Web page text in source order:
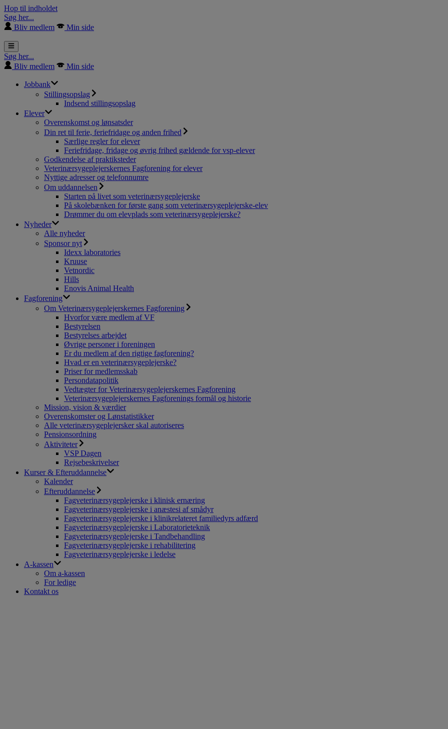
Hop til indholdet
Søg her...
Bliv medlem
Min side
Søg her...
Bliv medlem
Min side
Jobbank
Stillingsopslag
Indsend stillingsopslag
Elever
Overenskomst og lønsatsder
Din ret til ferie, feriefridage og anden frihed
Særlige regler for elever
Feriefridage, fridage og øvrig frihed gældende for vsp-elever
Godkendelse af praktiksteder
Veterinærsygeplejerskernes Fagforening for elever
Nyttige adresser og telefonnumre
Om uddannelsen
Starten på livet som veterinærsygeplejerske
På skolebænken for første gang som veterinærsygeplejerske-elev
Drømmer du om elevplads som veterinærsygeplejerske?
Nyheder
Alle nyheder
Sponsor nyt
Idexx laboratories
Kruuse
Vetnordic
Hills
Enovis Animal Health
Fagforening
Om Veterinærsygeplejerskernes Fagforening
Hvorfor være medlem af VF
Bestyrelsen
Bestyrelses arbejdet
Øvrige personer i foreningen
Er du medlem af den rigtige fagforening?
Hvad er en veterinærsygeplejerske?
Priser for medlemsskab
Persondatapolitik
Vedtægter for Veterinærsygeplejerskernes Fagforening
Veterinærsygeplejerskernes Fagforenings formål og historie
Mission, vision & værdier
Overenskomster og Lønstatistikker
Alle veterinærsygeplejersker skal autoriseres
Pensionsordning
Aktiviteter
VSP Dagen
Rejsebeskrivelser
Kurser & Efteruddannelse
Kalender
Efteruddannelse
Fagveterinærsygeplejerske i klinisk ernæring
Fagveterinærsygeplejerske i anæstesi af smådyr
Fagveterinærsygeplejerske i klinikrelateret familiedyrs adfærd
Fagveterinærsygeplejerske i Laboratorieteknik
Fagveterinærsygeplejerske i Tandbehandling
Fagveterinærsygeplejerske i rehabilitering
Fagveterinærsygeplejerske i ledelse
A-kassen
Om a-kassen
For ledige
Kontakt os